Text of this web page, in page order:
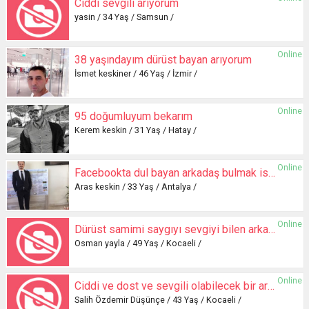
Ciddi sevgili arıyorum
yasin / 34 Yaş / Samsun /
Online
38 yaşındayım dürüst bayan arıyorum
İsmet keskiner / 46 Yaş / İzmir /
Online
95 doğumluyum bekarım
Kerem keskin / 31 Yaş / Hatay /
Online
Facebookta dul bayan arkadaş bulmak istiyorum
Aras keskin / 33 Yaş / Antalya /
Online
Dürüst samimi saygıyı sevgiyi bilen arkadaş ariyorum
Osman yayla / 49 Yaş / Kocaeli /
Online
Ciddi ve dost ve sevgili olabilecek bir arkadaş arıyorum
Salih Özdemir Düşünçe / 43 Yaş / Kocaeli /